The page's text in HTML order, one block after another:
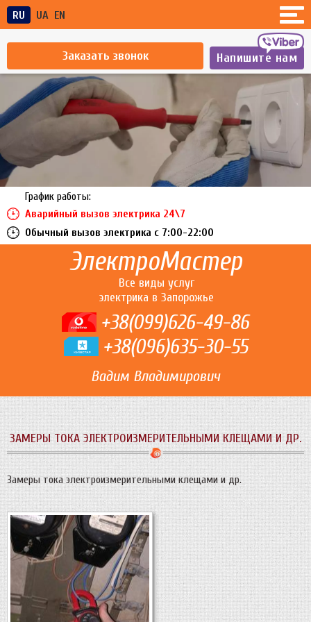
Напишите нам
Заказать звонок
RU UA EN
График работы:
Аварийный вызов электрика 24\7
Обычный вызов электрика c 7:00-22:00
ЭлектроМастер
Все виды услуг
электрика в Запорожье
+38(099)626-49-86
+38(096)635-30-55
Вадим Владимирович
ЗАМЕРЫ ТОКА ЭЛЕКТРОИЗМЕРИТЕЛЬНЫМИ КЛЕЩАМИ И ДР.
Замеры тока электроизмерительными клещами и др.